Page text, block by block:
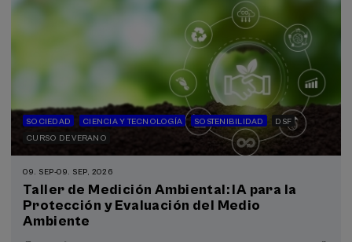
SOCIEDAD CIENCIA Y TECNOLOGÍA SOSTENIBILIDAD
DSF
CURSO DE VERANO
09. SEP-09. SEP, 2026
Taller de Medición Ambiental: IA para la
Protección y Evaluación del Medio
Ambiente